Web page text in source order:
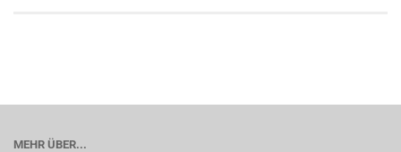
MEHR ÜBER...